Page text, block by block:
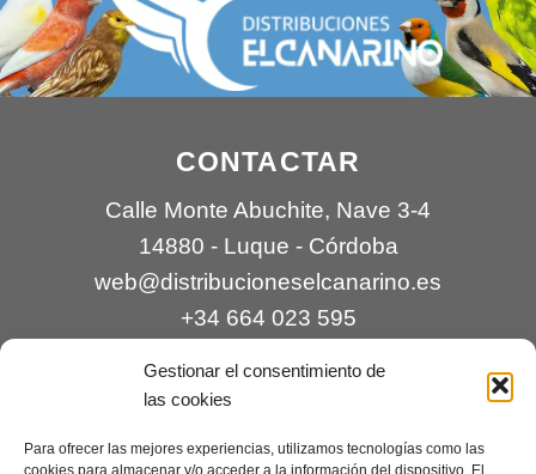
Gestionar el consentimiento de
las cookies
Para ofrecer las mejores experiencias, utilizamos tecnologías como las
CONTACTAR
Calle Monte Abuchite, Nave 3-4
14880 - Luque - Córdoba
web@distribucioneselcanarino.es
+34 664 023 595